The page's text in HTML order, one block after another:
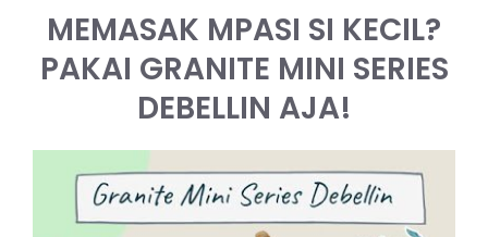
MEMASAK MPASI SI KECIL?
PAKAI GRANITE MINI SERIES
DEBELLIN AJA!